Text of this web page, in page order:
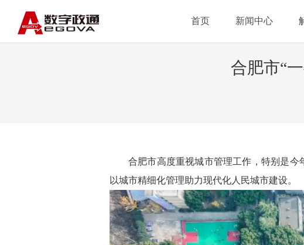
首页 新闻中心
合肥市“
合肥市高度重视城市管理工作，特别是
以城市精细化管理助力现代化人民城市建设。